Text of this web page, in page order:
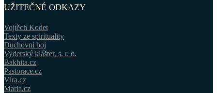
UŽITEČNÉ ODKAZY
Vojtěch Kodet
Texty ze spirituality
Duchovní boj
Vyderský klášter, s. r. o.
Bakhita.cz
Pastorace.cz
Víra.cz
Maria.cz